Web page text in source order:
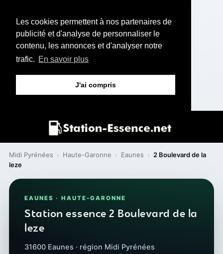
Les cookies permettent à nos partenaires de
publicité et d'analyse de personnaliser le
contenu, les annonces et d'analyser notre
trafic. En savoir plus
J'ai compris
Midi Pyrénées › Haute-Garonne › Eaunes › 2 Boulevard de la
leze
EAUNES · HAUTE-GARONNE
Station essence 2 Boulevard de la
leze
31600 Eaunes · région Midi Pyrénées